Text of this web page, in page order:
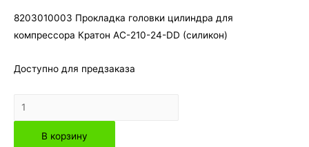
8203010003 Прокладка головки цилиндра для
компрессора Кратон AC-210-24-DD (силикон)
Доступно для предзаказа
Количество
товара
8203010003
В корзину